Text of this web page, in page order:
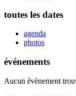
toutes les dates
agenda
photos
événements
Aucun évènement